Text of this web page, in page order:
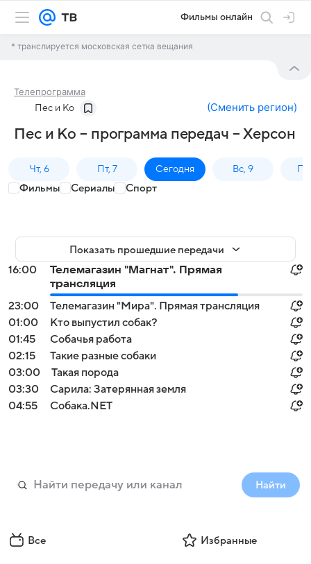
Фильмы онлайн
* транслируется московская сетка вещания
Телепрограмма
Пес и Ко (Сменить регион)
Пес и Ко – программа передач – Херсон
Чт, 6 Пт, 7 Сегодня Вс, 9
Фильмы Сериалы Спорт
Показать прошедшие передачи
16:00
Телемагазин "Магнат". Прямая
трансляция
23:00
Телемагазин "Мира". Прямая трансляция
01:00
Кто выпустил собак?
01:45
Собачья работа
02:15
Такие разные собаки
03:00
Такая порода
03:30
Сарила: Затерянная земля
04:55
Собака.NET
Найти
Все Избранные